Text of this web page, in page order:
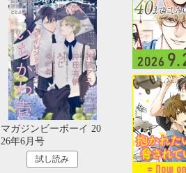
マガジンビーボーイ 20
26年6月号
試し読み